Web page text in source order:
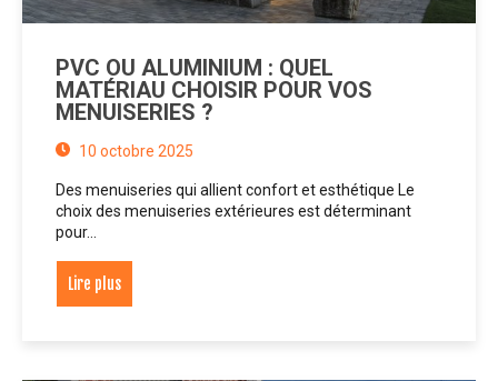
PVC OU ALUMINIUM : QUEL
MATÉRIAU CHOISIR POUR VOS
MENUISERIES ?
10 octobre 2025
Des menuiseries qui allient confort et esthétique Le
choix des menuiseries extérieures est déterminant
pour…
Lire plus